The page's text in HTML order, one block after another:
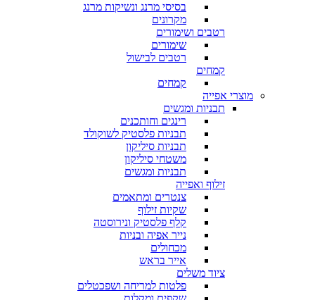
בסיסי מרנג ונשיקות מרנג
מקרונים
רטבים ושימורים
שימורים
רטבים לבישול
קמחים
קמחים
מוצרי אפייה
תבניות ומגשים
רינגים וחותכנים
תבניות פלסטיק לשוקולד
תבניות סיליקון
משטחי סיליקון
תבניות ומגשים
זילוף ואפייה
צנטרים ומתאמים
שקיות זילוף
קלף פלסטיק ונירוסטה
נייר אפיה ובניות
מכחולים
אייר בראש
ציוד משלים
פלטות למריחה ושפכטלים